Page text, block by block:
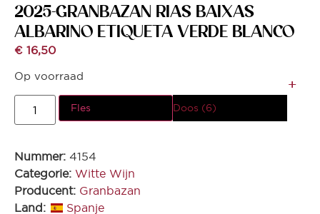
2025-GRANBAZAN RIAS BAIXAS
ALBARINO ETIQUETA VERDE BLANCO
€ 16,50
Op voorraad
Fles Doos (6)
Nummer: 4154
Categorie: Witte Wijn
Producent: Granbazan
Land:
Spanje